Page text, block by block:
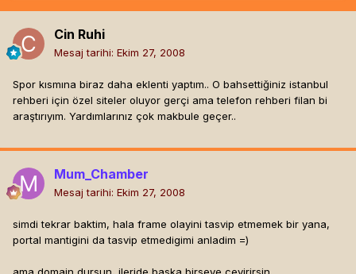
Cin Ruhi
Mesaj tarihi: Ekim 27, 2008
Spor kısmına biraz daha eklenti yaptım.. O bahsettiğiniz istanbul
rehberi için özel siteler oluyor gerçi ama telefon rehberi filan bi
araştırıyım. Yardımlarınız çok makbule geçer..
Mum_Chamber
Mesaj tarihi: Ekim 27, 2008
simdi tekrar baktim, hala frame olayini tasvip etmemek bir yana,
portal mantigini da tasvip etmedigimi anladim =)
ama domain dursun, ileride baska birseye cevirirsin.